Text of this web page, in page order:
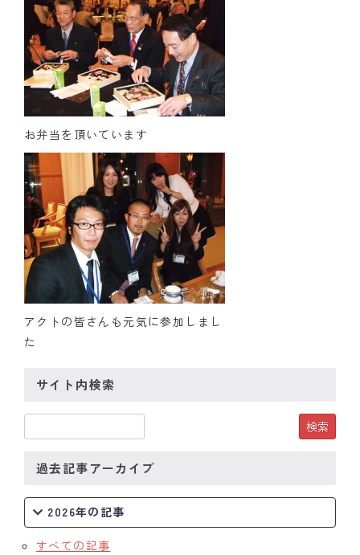
クラブのあゆみ
クラブの歴史
歴代会長・幹事
記念誌
案内
例会場・事務局の案内
リンク集
情報公開
入会のご案内
お弁当を頂いています
アクトの皆さんも元気に参加しまし
た
サイト内検索
過去記事アーカイブ
2026年の記事
すべての記事